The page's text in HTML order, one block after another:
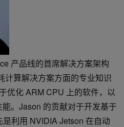
产品线的首席解决方案架构
计算解决方案方面的专业知识
优化 ARM CPU 上的软件，以
。Jason 的贡献对于开发基于
利用 NVIDIA Jetson 在自动